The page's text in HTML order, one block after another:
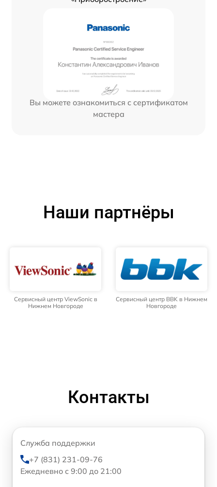
Вы можете ознакомиться с сертификатом
мастера
Наши партнёры
Сервисный центр ViewSonic в
Нижнем Новгороде
Сервисный центр BBK в Нижнем
Новгороде
Контакты
Служба поддержки
+7 (831) 231-09-76
Ежедневно с 9:00 до 21:00